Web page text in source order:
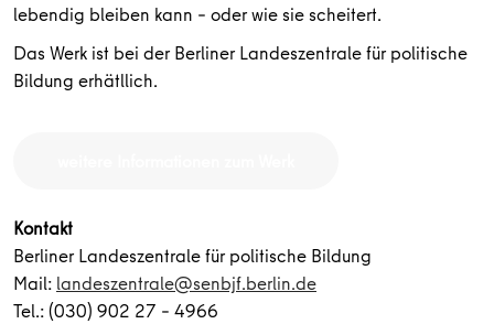
lebendig bleiben kann – oder wie sie scheitert.
Das Werk ist bei der Berliner Landeszentrale für politische
Bildung erhätllich.
Kontakt
Berliner Landeszentrale für politische Bildung
Mail: landeszentrale@senbjf.berlin.de
Tel.: (030) 902 27 – 4966